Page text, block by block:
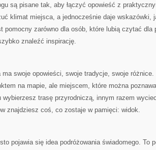
są pisane tak, aby łączyć opowieść z
klimat miejsca, a jednocześnie daje wskazówki,
pomocny zarówno dla osób, które lubią czytać
znaleźć inspirację.
ma swoje opowieści, swoje tradycje, swoje
na mapie, ale miejscem, które można
wybierzesz trasę przyrodniczą, innym razem
znajdziesz coś, co zostaje w pamięci: widok.
pojawia się idea podróżowania świadomego. To